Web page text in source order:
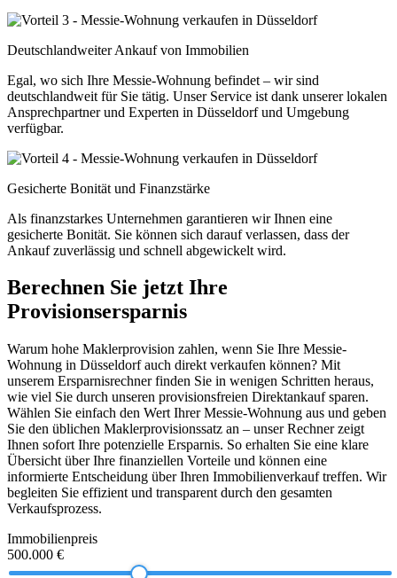
Deutschlandweiter Ankauf von Immobilien
Egal, wo sich Ihre Messie-Wohnung befindet – wir sind
deutschlandweit für Sie tätig. Unser Service ist dank unserer lokalen
Ansprechpartner und Experten in Düsseldorf und Umgebung
verfügbar.
Gesicherte Bonität und Finanzstärke
Als finanzstarkes Unternehmen garantieren wir Ihnen eine
gesicherte Bonität. Sie können sich darauf verlassen, dass der
Ankauf zuverlässig und schnell abgewickelt wird.
Berechnen Sie jetzt Ihre
Provisionsersparnis
Warum hohe Maklerprovision zahlen, wenn Sie Ihre Messie-
Wohnung in Düsseldorf auch direkt verkaufen können? Mit
unserem Ersparnisrechner finden Sie in wenigen Schritten heraus,
wie viel Sie durch unseren provisionsfreien Direktankauf sparen.
Wählen Sie einfach den Wert Ihrer Messie-Wohnung aus und geben
Sie den üblichen Maklerprovisionssatz an – unser Rechner zeigt
Ihnen sofort Ihre potenzielle Ersparnis. So erhalten Sie eine klare
Übersicht über Ihre finanziellen Vorteile und können eine
informierte Entscheidung über Ihren Immobilienverkauf treffen. Wir
begleiten Sie effizient und transparent durch den gesamten
Verkaufsprozess.
Immobilienpreis
500.000 €